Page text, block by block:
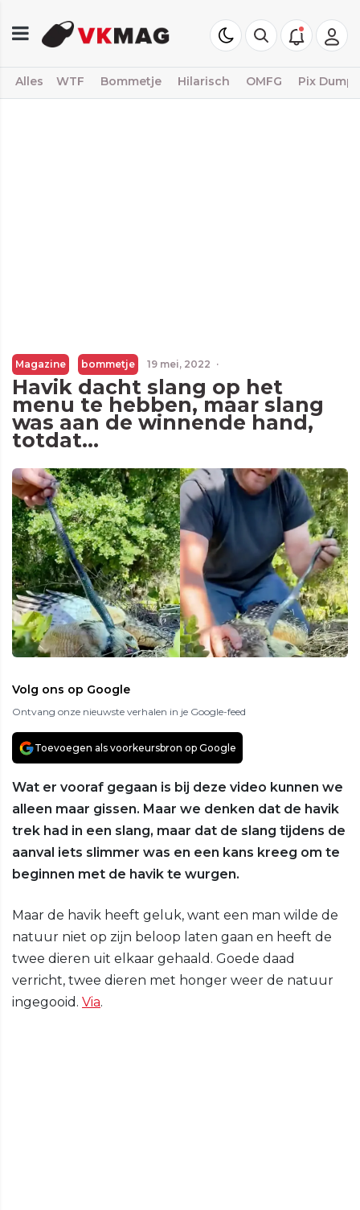
Alles WTF Bommetje Hilarisch OMFG Pix Dump
Magazine bommetje 19 mei, 2022 ·
Havik dacht slang op het
menu te hebben, maar slang
was aan de winnende hand,
totdat...
Volg ons op Google
Ontvang onze nieuwste verhalen in je Google-feed
Toevoegen als voorkeursbron op Google
Wat er vooraf gegaan is bij deze video kunnen we
alleen maar gissen. Maar we denken dat de havik
trek had in een slang, maar dat de slang tijdens de
aanval iets slimmer was en een kans kreeg om te
beginnen met de havik te wurgen.
Maar de havik heeft geluk, want een man wilde de
natuur niet op zijn beloop laten gaan en heeft de
twee dieren uit elkaar gehaald. Goede daad
verricht, twee dieren met honger weer de natuur
ingegooid. Via.